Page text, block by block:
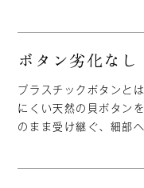
ボタン劣化なし
プラスチックボタンと
にくい天然の貝ボタン
のまま受け継ぐ、細部